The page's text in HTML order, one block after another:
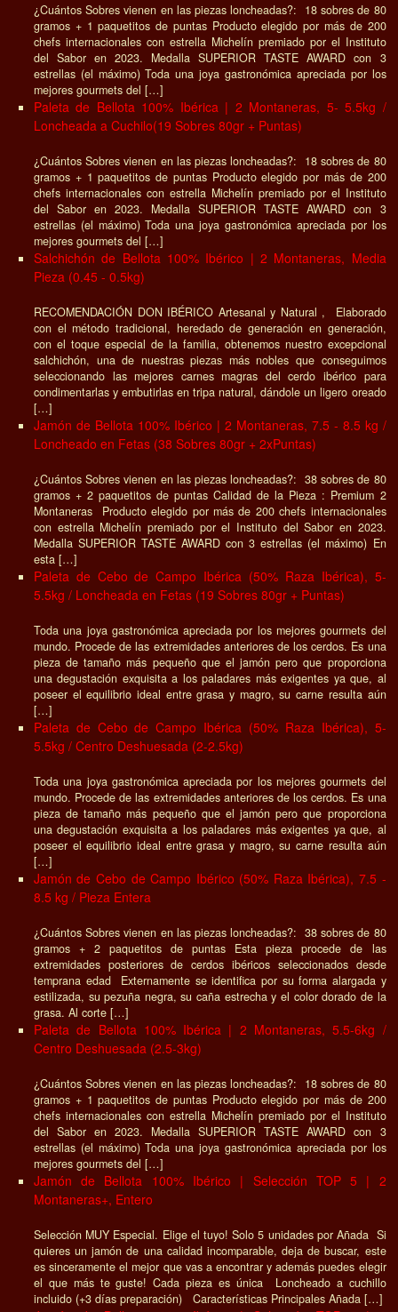
¿Cuántos Sobres vienen en las piezas loncheadas?: 18 sobres de 80
gramos + 1 paquetitos de puntas Producto elegido por más de 200
chefs internacionales con estrella Michelín premiado por el Instituto
del Sabor en 2023. Medalla SUPERIOR TASTE AWARD con 3
estrellas (el máximo) Toda una joya gastronómica apreciada por los
mejores gourmets del […]
Paleta de Bellota 100% Ibérica | 2 Montaneras, 5- 5.5kg /
Loncheada a Cuchilo(19 Sobres 80gr + Puntas)
¿Cuántos Sobres vienen en las piezas loncheadas?: 18 sobres de 80
gramos + 1 paquetitos de puntas Producto elegido por más de 200
chefs internacionales con estrella Michelín premiado por el Instituto
del Sabor en 2023. Medalla SUPERIOR TASTE AWARD con 3
estrellas (el máximo) Toda una joya gastronómica apreciada por los
mejores gourmets del […]
Salchichón de Bellota 100% Ibérico | 2 Montaneras, Media
Pieza (0.45 - 0.5kg)
RECOMENDACIÓN DON IBÉRICO Artesanal y Natural , Elaborado
con el método tradicional, heredado de generación en generación,
con el toque especial de la familia, obtenemos nuestro excepcional
salchichón, una de nuestras piezas más nobles que conseguimos
seleccionando las mejores carnes magras del cerdo ibérico para
condimentarlas y embutirlas en tripa natural, dándole un ligero oreado
[…]
Jamón de Bellota 100% Ibérico | 2 Montaneras, 7.5 - 8.5 kg /
Loncheado en Fetas (38 Sobres 80gr + 2xPuntas)
¿Cuántos Sobres vienen en las piezas loncheadas?: 38 sobres de 80
gramos + 2 paquetitos de puntas Calidad de la Pieza : Premium 2
Montaneras Producto elegido por más de 200 chefs internacionales
con estrella Michelín premiado por el Instituto del Sabor en 2023.
Medalla SUPERIOR TASTE AWARD con 3 estrellas (el máximo) En
esta […]
Paleta de Cebo de Campo Ibérica (50% Raza Ibérica), 5-
5.5kg / Loncheada en Fetas (19 Sobres 80gr + Puntas)
Toda una joya gastronómica apreciada por los mejores gourmets del
mundo. Procede de las extremidades anteriores de los cerdos. Es una
pieza de tamaño más pequeño que el jamón pero que proporciona
una degustación exquisita a los paladares más exigentes ya que, al
poseer el equilibrio ideal entre grasa y magro, su carne resulta aún
[…]
Paleta de Cebo de Campo Ibérica (50% Raza Ibérica), 5-
5.5kg / Centro Deshuesada (2-2.5kg)
Toda una joya gastronómica apreciada por los mejores gourmets del
mundo. Procede de las extremidades anteriores de los cerdos. Es una
pieza de tamaño más pequeño que el jamón pero que proporciona
una degustación exquisita a los paladares más exigentes ya que, al
poseer el equilibrio ideal entre grasa y magro, su carne resulta aún
[…]
Jamón de Cebo de Campo Ibérico (50% Raza Ibérica), 7.5 -
8.5 kg / Pieza Entera
¿Cuántos Sobres vienen en las piezas loncheadas?: 38 sobres de 80
gramos + 2 paquetitos de puntas Esta pieza procede de las
extremidades posteriores de cerdos ibéricos seleccionados desde
temprana edad Externamente se identifica por su forma alargada y
estilizada, su pezuña negra, su caña estrecha y el color dorado de la
grasa. Al corte […]
Paleta de Bellota 100% Ibérica | 2 Montaneras, 5.5-6kg /
Centro Deshuesada (2.5-3kg)
¿Cuántos Sobres vienen en las piezas loncheadas?: 18 sobres de 80
gramos + 1 paquetitos de puntas Producto elegido por más de 200
chefs internacionales con estrella Michelín premiado por el Instituto
del Sabor en 2023. Medalla SUPERIOR TASTE AWARD con 3
estrellas (el máximo) Toda una joya gastronómica apreciada por los
mejores gourmets del […]
Jamón de Bellota 100% Ibérico | Selección TOP 5 | 2
Montaneras+, Entero
Selección MUY Especial. Elige el tuyo! Solo 5 unidades por Añada Si
quieres un jamón de una calidad incomparable, deja de buscar, este
es sinceramente el mejor que vas a encontrar y además puedes elegir
el que más te guste! Cada pieza es única Loncheado a cuchillo
incluido (+3 días preparación) Características Principales Añada […]